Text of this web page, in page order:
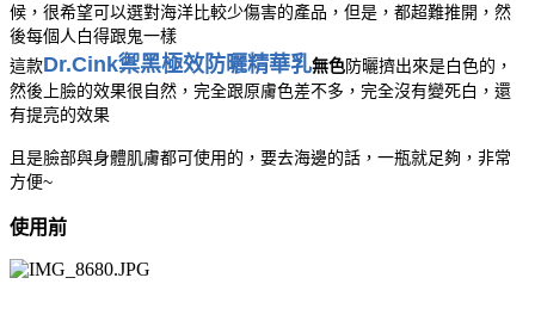
候，很希望可以選對海洋比較少傷害的產品，但是，都超難推開，然
後每個人白得跟鬼一樣
這款Dr.Cink禦黑極效防曬精華乳無色防曬擠出來是白色的，
然後上臉的效果很自然，完全跟原膚色差不多，完全沒有變死白，還
有提亮的效果
且是臉部與身體肌膚都可使用的，要去海邊的話，一瓶就足夠，非常
方便~
使用前